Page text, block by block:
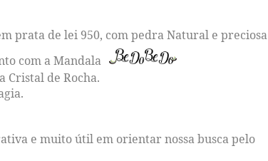
prata de lei 950, com pedra Natural e preciosa
com a Mandala
Cristal de Rocha.
e muito útil em orientar nossa busca pelo